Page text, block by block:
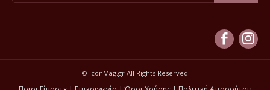
© IconMag.gr All Rights Reserved